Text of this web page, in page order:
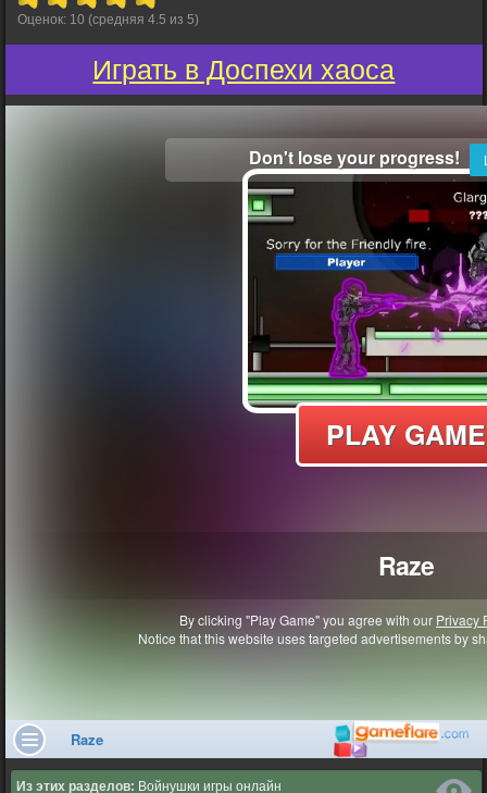
Оценок: 10 (средняя 4.5 из 5)
Играть в Доспехи хаоса
Из этих разделов: Войнушки игры онлайн